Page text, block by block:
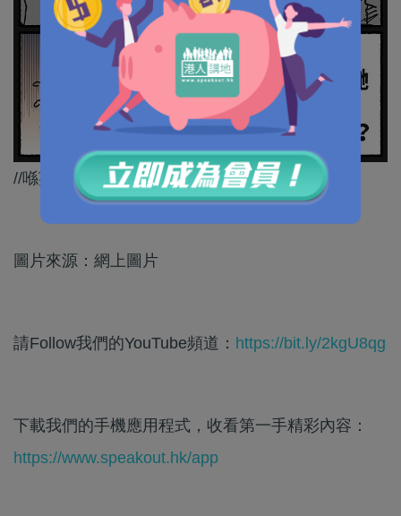
//喺英國示威都要咁鬼祟，係咪作賊心虛呀？//
圖片來源：網上圖片
請Follow我們的YouTube頻道： https://bit.ly/2kgU8qg
下載我們的手機應用程式，收看第一手精彩內容：
https://www.speakout.hk/app